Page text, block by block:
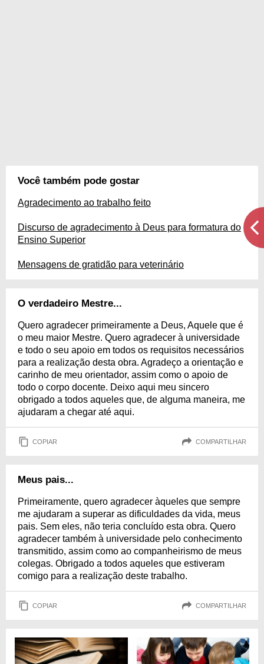
Você também pode gostar
Agradecimento ao trabalho feito
Discurso de agradecimento à Deus para formatura do
Ensino Superior
Mensagens de gratidão para veterinário
O verdadeiro Mestre...
Quero agradecer primeiramente a Deus, Aquele que é
o meu maior Mestre. Quero agradecer à universidade
e todo o seu apoio em todos os requisitos necessários
para a realização desta obra. Agradeço a orientação e
carinho de meu orientador, assim como o apoio de
todo o corpo docente. Deixo aqui meu sincero
obrigado a todos aqueles que, de alguma maneira, me
ajudaram a chegar até aqui.
COPIAR COMPARTILHAR
Meus pais...
Primeiramente, quero agradecer àqueles que sempre
me ajudaram a superar as dificuldades da vida, meus
pais. Sem eles, não teria concluído esta obra. Quero
agradecer também à universidade pelo conhecimento
transmitido, assim como ao companheirismo de meus
colegas. Obrigado a todos aqueles que estiveram
comigo para a realização deste trabalho.
COPIAR COMPARTILHAR